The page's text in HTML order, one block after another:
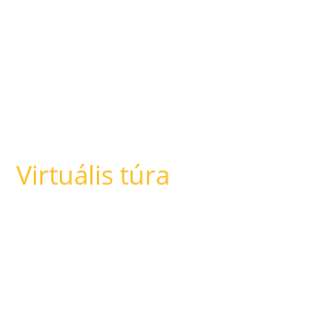
Virtuális túra